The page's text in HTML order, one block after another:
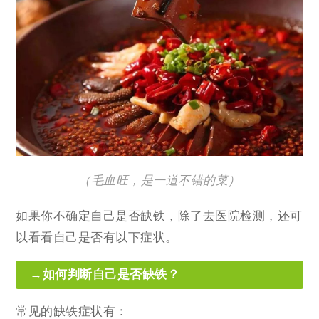
（毛血旺，是一道不错的菜）
如果你不确定自己是否缺铁，除了去医院检测，还可
以看看自己是否有以下症状。
→如何判断自己是否缺铁？
常见的缺铁症状有：